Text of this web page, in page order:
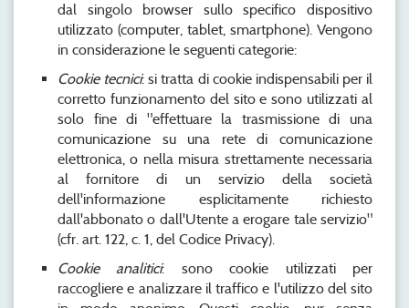
dal singolo browser sullo specifico dispositivo
utilizzato (computer, tablet, smartphone). Vengono
in considerazione le seguenti categorie:
Cookie tecnici: si tratta di cookie indispensabili per il
corretto funzionamento del sito e sono utilizzati al
solo fine di "effettuare la trasmissione di una
comunicazione su una rete di comunicazione
elettronica, o nella misura strettamente necessaria
al fornitore di un servizio della società
dell'informazione esplicitamente richiesto
dall'abbonato o dall'Utente a erogare tale servizio"
(cfr. art. 122, c. 1, del Codice Privacy).
Cookie analitici: sono cookie utilizzati per
raccogliere e analizzare il traffico e l'utilizzo del sito